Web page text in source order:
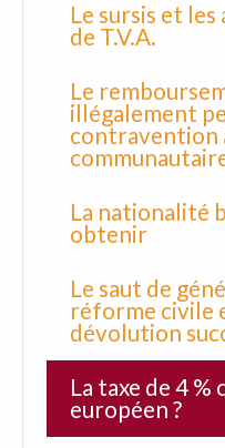
Le sursis et
de T.V.A.
Le
illégalement
contravention
La nationalité
obtenir
Le saut de
réforme civile
dévolution
La taxe de 4
européen ?